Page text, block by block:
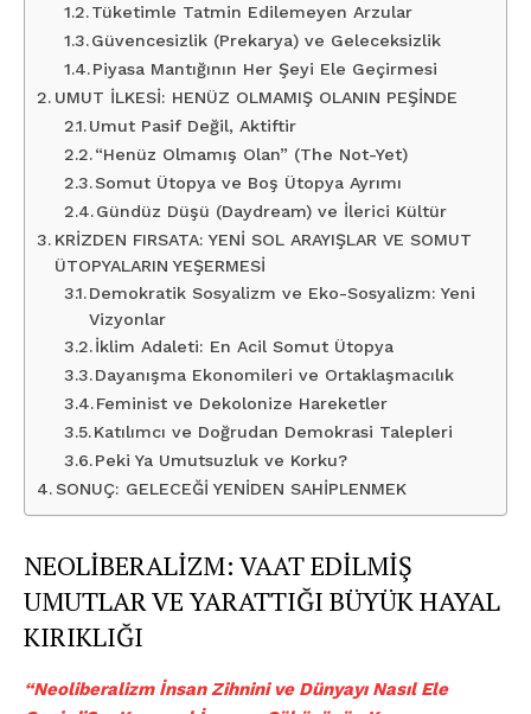
Tüketimle Tatmin Edilemeyen Arzular
Güvencesizlik (Prekarya) ve Geleceksizlik
Piyasa Mantığının Her Şeyi Ele Geçirmesi
UMUT İLKESİ: HENÜZ OLMAMIŞ OLANIN PEŞİNDE
Umut Pasif Değil, Aktiftir
“Henüz Olmamış Olan” (The Not-Yet)
Somut Ütopya ve Boş Ütopya Ayrımı
Gündüz Düşü (Daydream) ve İlerici Kültür
KRİZDEN FIRSATA: YENİ SOL ARAYIŞLAR VE SOMUT
ÜTOPYALARIN YEŞERMESİ
Demokratik Sosyalizm ve Eko-Sosyalizm: Yeni
Vizyonlar
İklim Adaleti: En Acil Somut Ütopya
Dayanışma Ekonomileri ve Ortaklaşmacılık
Feminist ve Dekolonize Hareketler
Katılımcı ve Doğrudan Demokrasi Talepleri
Peki Ya Umutsuzluk ve Korku?
SONUÇ: GELECEĞİ YENİDEN SAHİPLENMEK
NEOLİBERALİZM: VAAT EDİLMİŞ
UMUTLAR VE YARATTIĞI BÜYÜK HAYAL
KIRIKLIĞI
“Neoliberalizm İnsan Zihnini ve Dünyayı Nasıl Ele